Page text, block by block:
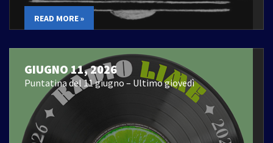
READ MORE »
GIUGNO 11, 2026
Puntatina del 11 giugno – Ultimo giovedì